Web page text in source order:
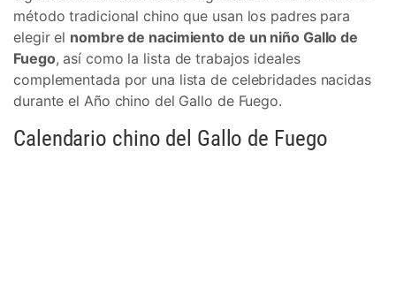
método tradicional chino que usan los padres para
elegir el nombre de nacimiento de un niño Gallo de
Fuego, así como la lista de trabajos ideales
complementada por una lista de celebridades nacidas
durante el Año chino del Gallo de Fuego.
Calendario chino del Gallo de Fuego